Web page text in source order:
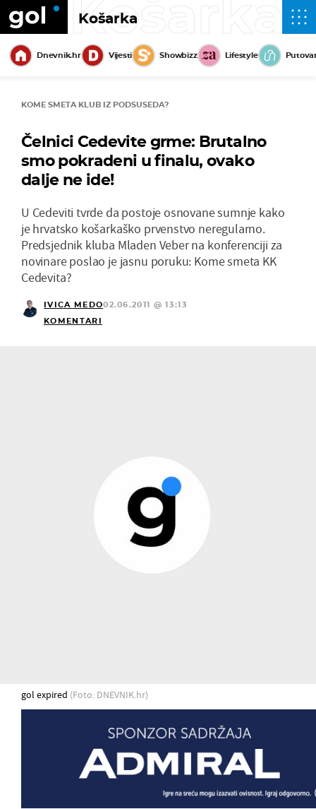
Košarka
Košarka
Dnevnik.hr Vijesti Showbizz Lifestyle
KOME SMETA KLUB IZ PODSUSEDA?
Čelnici Cedevite grme: Brutalno
smo pokradeni u finalu, ovako
dalje ne ide!
U Cedeviti tvrde da postoje osnovane sumnje kako
je hrvatsko košarkaško prvenstvo neregularno.
Predsjednik kluba Mladen Veber na konferenciji za
novinare poslao je jasnu poruku: Kome smeta KK
Cedevita?
IVICA MEDO02.06.2011 @ 13:13
KOMENTARI
gol expired (Foto: DNEVNIK.hr)